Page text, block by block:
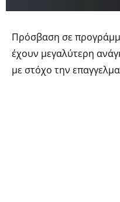
Πρόσβαση σε
έχουν μεγαλύτερη
με στόχο την